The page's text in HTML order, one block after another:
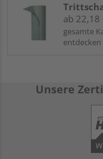
ab 22,18
gesamte
entdecken
Unsere